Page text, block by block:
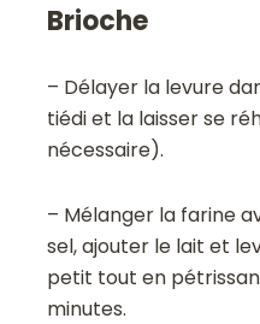
Brioche
– Délayer la levure
tiédi et la laisser se
nécessaire).
– Mélanger la farine
sel, ajouter le lait et
petit tout en
minutes.